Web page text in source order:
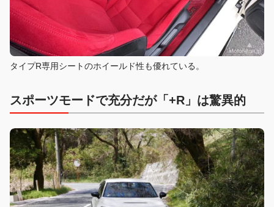
タイプR専用シートのホイールド性も優れている。
スポーツモードで充分だが「+R」は驚異的